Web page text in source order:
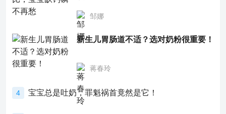
邹娜
新生儿胃肠道不适？选对奶粉很重要！
蒋春玲
4 宝宝总是吐奶，罪魁祸首竟然是它！